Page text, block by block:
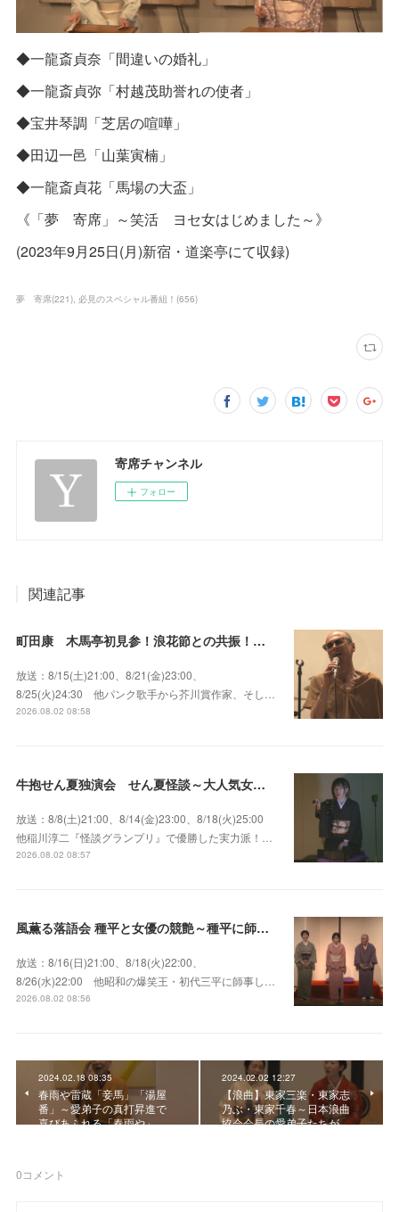
◆一龍斎貞奈「間違いの婚礼」
◆一龍斎貞弥「村越茂助誉れの使者」
◆宝井琴調「芝居の喧嘩」
◆田辺一邑「山葉寅楠」
◆一龍斎貞花「馬場の大盃」
《「夢 寄席」～笑活 ヨセ女はじめました～》
(2023年9月25日(月)新宿・道楽亭にて収録)
夢 寄席(221) 必見のスペシャル番組！ (656)
寄席チャンネル
フォロー
関連記事
町田康 木馬亭初見参！浪花節との共振！～マチダ地蔵尊 他
放送：8/15(土)21:00、8/21(金)23:00、
8/25(火)24:30 他パンク歌手から芥川賞作家、そし…
2026.08.02 08:58
牛抱せん夏独演会 せん夏怪談～大人気女性怪談師とっておきの背筋も凍る…
放送：8/8(土)21:00、8/14(金)23:00、8/18(火)25:00
他稲川淳二『怪談グランプリ』で優勝した実力派！…
2026.08.02 08:57
風薫る落語会 種平と女優の競艶～種平に師事した女優たちが百花繚乱に咲き誇る大人気落語会
放送：8/16(日)21:00、8/18(火)22:00、
8/26(水)22:00 他昭和の爆笑王・初代三平に師事し…
2026.08.02 08:56
2024.02.18 08:35
春雨や雷蔵「妾馬」「湯屋
番」～愛弟子の真打昇進で
喜びあふれる「春雨や」…
2024.02.02 12:27
【浪曲】東家三楽・東家志
乃ぶ・東家千春～日本浪曲
協会会長の愛弟子たちが…
0コメント